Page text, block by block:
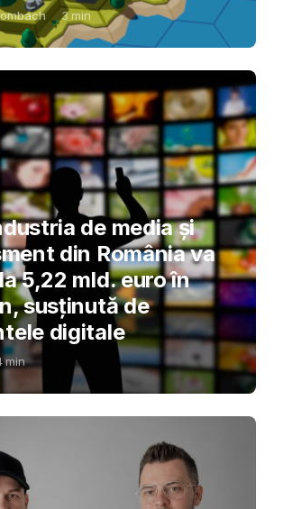
3min
de media și
din România va
5,22 mld. euro în
susținută de
digitale
min